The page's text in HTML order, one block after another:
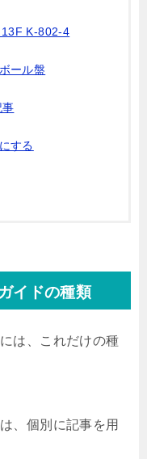
K-802-4
ール盤
事
する
イドの種類
は、これだけの種
、個別に記事を用